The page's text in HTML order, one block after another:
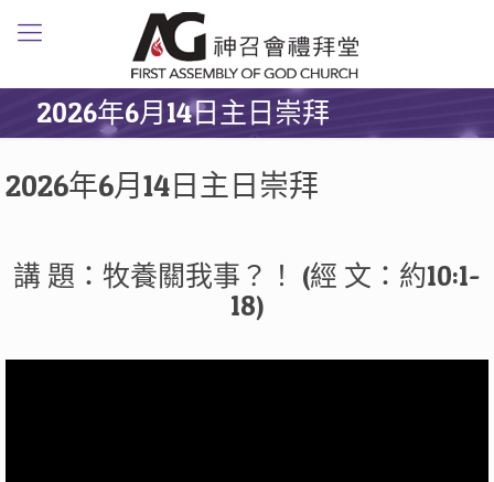
2026年6月14日主日崇拜
2026年6月14日主日崇拜
講 題：牧養關我事？！ (經 文：約10:1-
18)